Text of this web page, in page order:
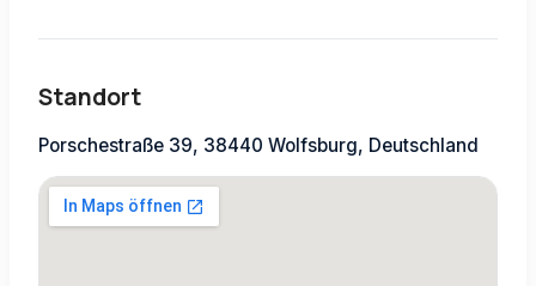
Standort
Porschestraße 39, 38440 Wolfsburg, Deutschland